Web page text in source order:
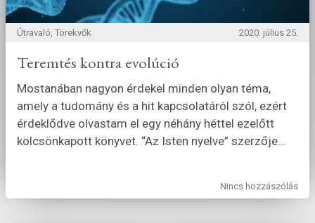
Útravaló, Törekvők 2020. július 25.
Teremtés kontra evolúció
Mostanában nagyon érdekel minden olyan téma,
amely a tudomány és a hit kapcsolatáról szól, ezért
érdeklődve olvastam el egy néhány héttel ezelőtt
kölcsönkapott könyvet. “Az Isten nyelve” szerzője…
Nincs hozzászólás